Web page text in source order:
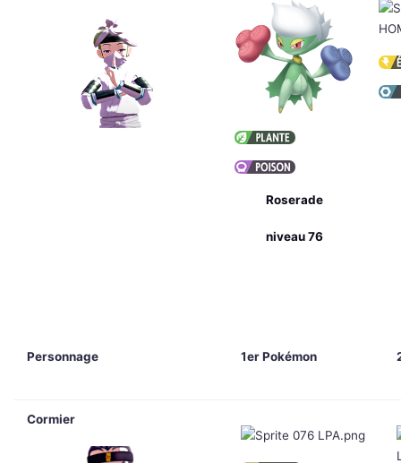
Roserade
niveau 76
Personnage 1er Pokémon
Cormier